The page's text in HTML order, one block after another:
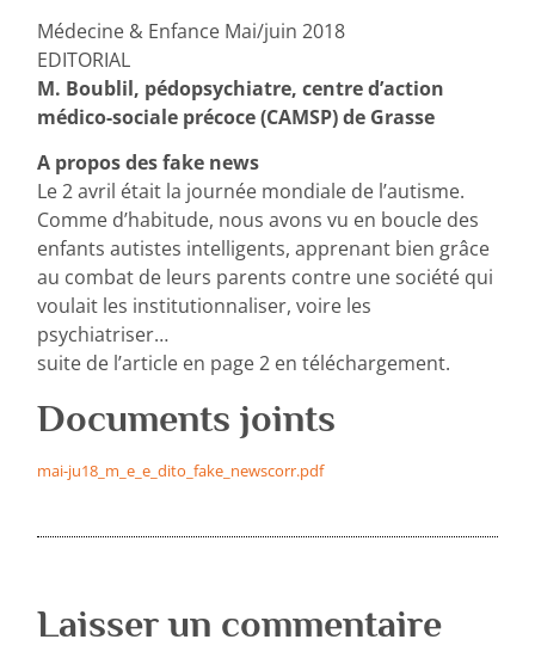
Médecine & Enfance Mai/juin 2018
EDITORIAL
M. Boublil, pédopsychiatre, centre d’action
médico-sociale précoce (CAMSP) de Grasse
A propos des fake news
Le 2 avril était la journée mondiale de l’autisme.
Comme d’habitude, nous avons vu en boucle des
enfants autistes intelligents, apprenant bien grâce
au combat de leurs parents contre une société qui
voulait les institutionnaliser, voire les
psychiatriser…
suite de l’article en page 2 en téléchargement.
Documents joints
mai-ju18_m_e_e_dito_fake_newscorr.pdf
Laisser un commentaire